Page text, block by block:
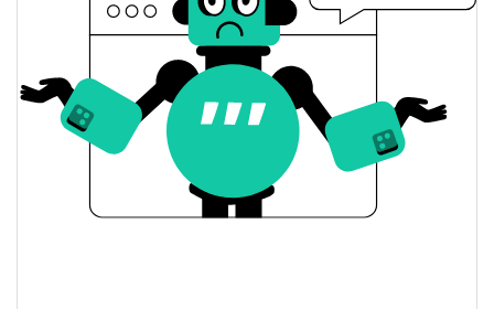
Volumen de ayer $378,37122
Historial de precios de Covenant
Mínimo/máximo en 7 días
$0,000052823277 /